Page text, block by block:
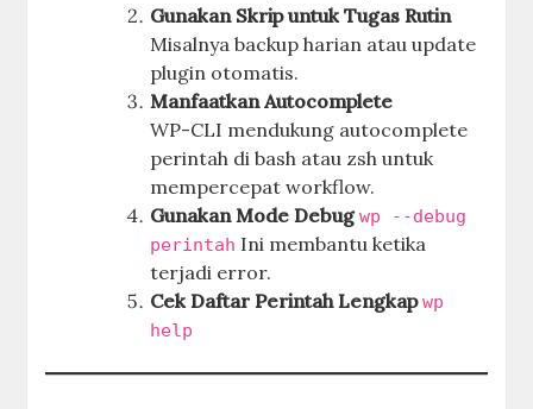
Gunakan Skrip untuk Tugas Rutin
Misalnya backup harian atau update
plugin otomatis.
Manfaatkan Autocomplete
WP-CLI mendukung autocomplete
perintah di bash atau zsh untuk
mempercepat workflow.
Gunakan Mode Debug wp --debug
perintah Ini membantu ketika
terjadi error.
Cek Daftar Perintah Lengkap wp
help